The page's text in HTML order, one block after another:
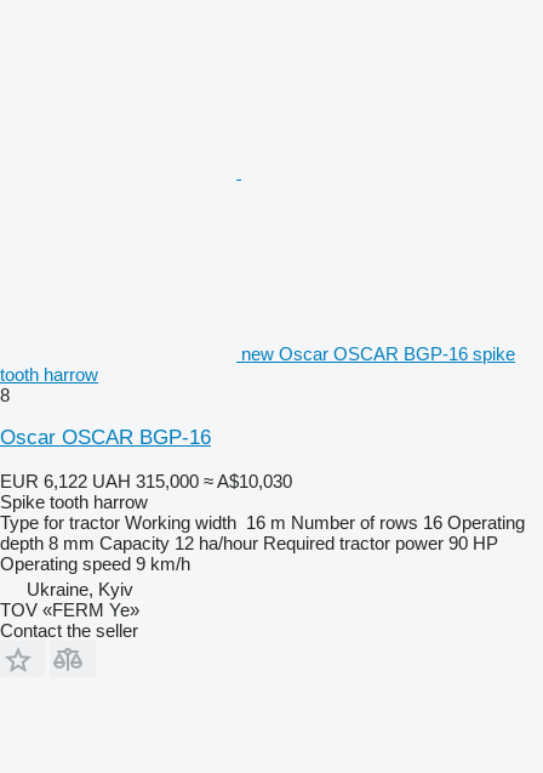
new Oscar OSCAR BGP-16 spike
tooth harrow
8
Oscar OSCAR BGP-16
EUR 6,122 UAH 315,000 ≈ A$10,030
Spike tooth harrow
Type for tractor Working width 16 m Number of rows 16 Operating
depth 8 mm Capacity 12 ha/hour Required tractor power 90 HP
Operating speed 9 km/h
Ukraine, Kyiv
TOV «FERM Ye»
Contact the seller